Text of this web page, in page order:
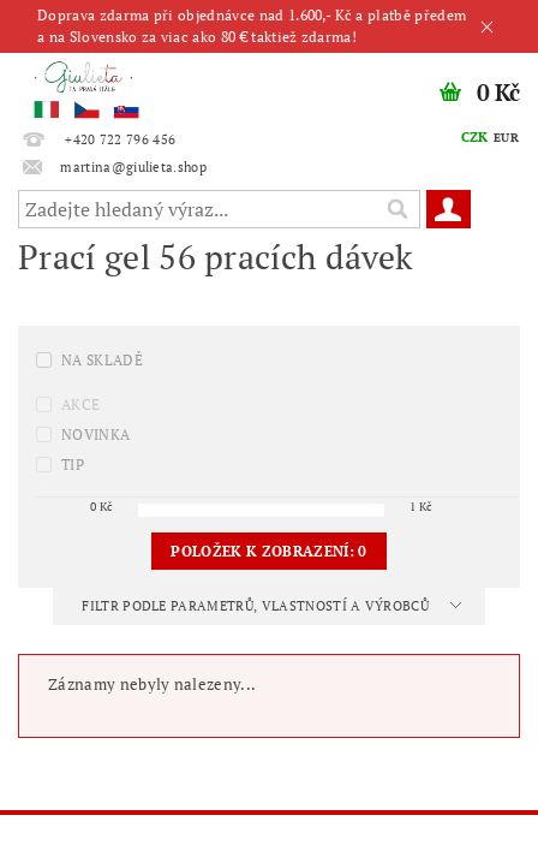
Doprava zdarma při objednávce nad 1.600,- Kč a platbě předem
a na Slovensko za viac ako 80 € taktiež zdarma!
+420 722 796 456
martina@giulieta.shop
CZK EUR
0 Kč
Prací gel 56 pracích dávek
NA SKLADĚ
AKCE
NOVINKA
TIP
0 Kč 1 Kč
POLOŽEK K ZOBRAZENÍ:0
FILTR PODLE PARAMETRŮ, VLASTNOSTÍ A VÝROBCŮ
Záznamy nebyly nalezeny...